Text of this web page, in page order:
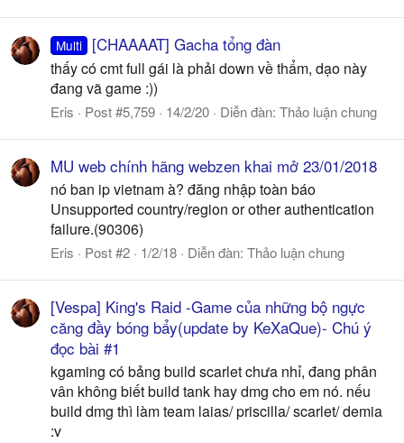
Multi [CHAAAAT] Gacha tổng đàn
thấy có cmt full gái là phải down về thẩm, dạo này
đang vã game :))
Eris Post #5,759 14/2/20 Diễn đàn: Thảo luận chung
MU web chính hãng webzen khai mở 23/01/2018
nó ban ip vietnam à? đăng nhập toàn báo
Unsupported country/region or other authentication
failure.(90306)
Eris Post #2 1/2/18 Diễn đàn: Thảo luận chung
[Vespa] King's Raid -Game của những bộ ngực
căng đầy bóng bẩy(update by KeXaQue)- Chú ý
đọc bài #1
kgaming có bảng build scarlet chưa nhỉ, đang phân
vân không biết build tank hay dmg cho em nó. nếu
build dmg thì làm team laias/ priscilla/ scarlet/ demia
:v